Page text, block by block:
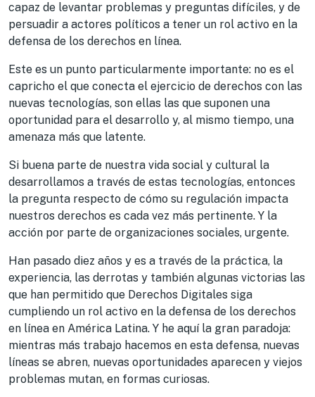
capaz de levantar problemas y preguntas difíciles, y de
persuadir a actores políticos a tener un rol activo en la
defensa de los derechos en línea.
Este es un punto particularmente importante: no es el
capricho el que conecta el ejercicio de derechos con las
nuevas tecnologías, son ellas las que suponen una
oportunidad para el desarrollo y, al mismo tiempo, una
amenaza más que latente.
Si buena parte de nuestra vida social y cultural la
desarrollamos a través de estas tecnologías, entonces
la pregunta respecto de cómo su regulación impacta
nuestros derechos es cada vez más pertinente. Y la
acción por parte de organizaciones sociales, urgente.
Han pasado diez años y es a través de la práctica, la
experiencia, las derrotas y también algunas victorias las
que han permitido que Derechos Digitales siga
cumpliendo un rol activo en la defensa de los derechos
en línea en América Latina. Y he aquí la gran paradoja:
mientras más trabajo hacemos en esta defensa, nuevas
líneas se abren, nuevas oportunidades aparecen y viejos
problemas mutan, en formas curiosas.